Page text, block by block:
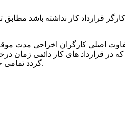
اصلی کارگران اخراجی مدت
که در قرارداد های کار دائمی
گردد تمامی حق السعی ایام بلاتکلیفی وی تا زمان ابقا بکار برای ایشان محاسبه و کارفرما مکلف به پرداخت و انجام بیمه کارگر در این ایام خواهد شد.